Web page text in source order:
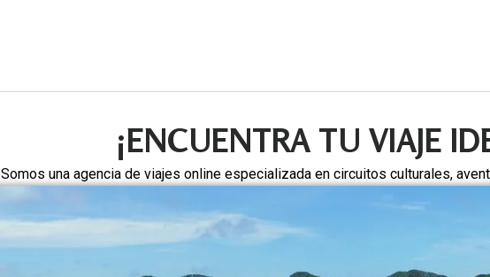
¡ENCUENTRA TU VIAJE
Somos una agencia de viajes online especializada en circuitos culturales,